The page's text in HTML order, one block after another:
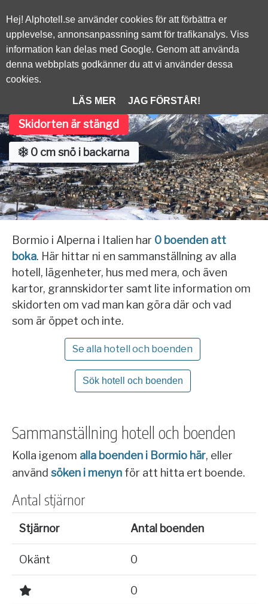
Alphotell.se
ITALIEN/
Bormio
Skidorten är stängd
0 cm snö i backarna
Bormio i Alperna i Italien har 0 boenden att
boka. Här hittar ni en sammanställning av alla
hotell, lägenheter, hus med mera, och även
kartor, grannskidorter samt lite information om
skidorten om vad man kan göra där och vad
som är öppet och inte.
Se alla hotell och boenden
Sök hotell och boenden
Sammanställning hotell och boenden
Kolla igenom alla boenden i Bormio här, eller
använd söken i menyn för att hitta ert boende.
Antal stjärnor
Stjärnor Antal boenden
Okänt 0
0
Hej! Alphotell.se använder cookies för att förbättra er
upplevelse, annonsanpassning samt för trafikanalys. Viss
information kan delas med Google. Genom att använda
denna webbplats godkänner du att vi använder dessa
cookies.
LÄS MER JAG FÖRSTÅR!